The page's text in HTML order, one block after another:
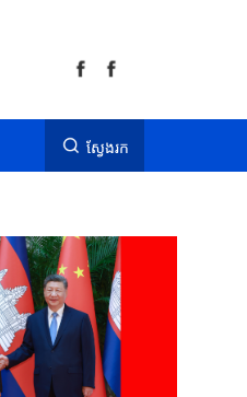
ស្វែងរក